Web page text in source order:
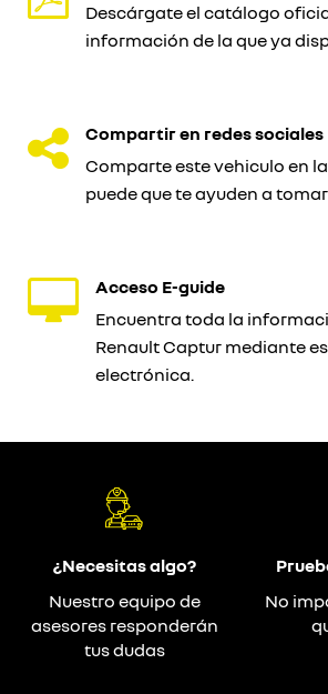
Descárgate el catálogo
información de la que ya
Compartir en redes sociales
Comparte este vehiculo en
puede que te ayuden a
Acceso E-guide
Encuentra toda la
Renault Captur mediante
electrónica.
¿Necesitas algo?
Nuestro equipo de
asesores responderán
tus dudas
No